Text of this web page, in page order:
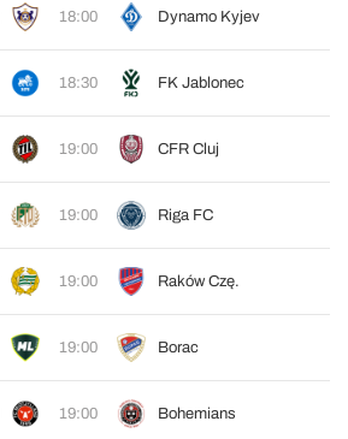
18:00 Dynamo Kyjev
18:30 FK Jablonec
19:00 CFR Cluj
19:00 Riga FC
19:00 Raków Czę.
19:00 Borac
19:00 Bohemians